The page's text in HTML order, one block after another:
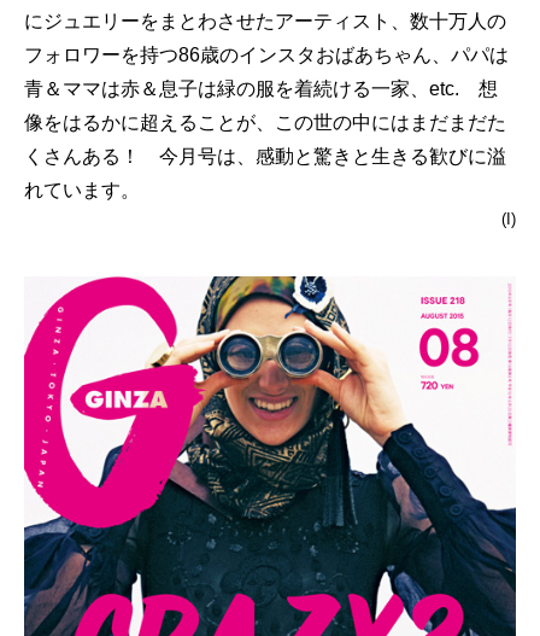
にジュエリーをまとわさせたアーティスト、数十万人の
フォロワーを持つ86歳のインスタおばあちゃん、パパは
青＆ママは赤＆息子は緑の服を着続ける一家、etc. 想
像をはるかに超えることが、この世の中にはまだまだた
くさんある！ 今月号は、感動と驚きと生きる歓びに溢
れています。
(I)